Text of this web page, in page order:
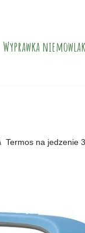
Wyprawka
Termos na jedzenie